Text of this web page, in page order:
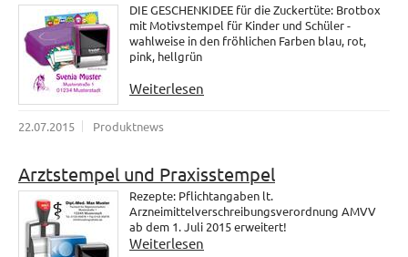
DIE GESCHENKIDEE für die Zuckertüte: Brotbox
mit Motivstempel für Kinder und Schüler -
wahlweise in den fröhlichen Farben blau, rot,
pink, hellgrün
Weiterlesen
22.07.2015 Produktnews
Arztstempel und Praxisstempel
Rezepte: Pflichtangaben lt.
Arzneimittelverschreibungsverordnung AMVV
ab dem 1. Juli 2015 erweitert!
Weiterlesen